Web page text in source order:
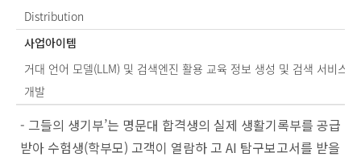
Distribution
사업아이템
거대 언어 모델(LLM) 및 검색엔진 활용 교육 정보 생성 및 검색 서비스
개발
- 그들의 생기부’는 명문대 합격생의 실제 생활기록부를 공급
받아 수험생(학부모) 고객이 열람하 고 AI 탐구보고서를 받을